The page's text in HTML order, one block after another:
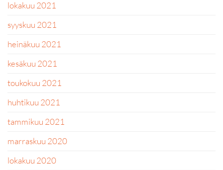
lokakuu 2021
syyskuu 2021
heinäkuu 2021
kesäkuu 2021
toukokuu 2021
huhtikuu 2021
tammikuu 2021
marraskuu 2020
lokakuu 2020